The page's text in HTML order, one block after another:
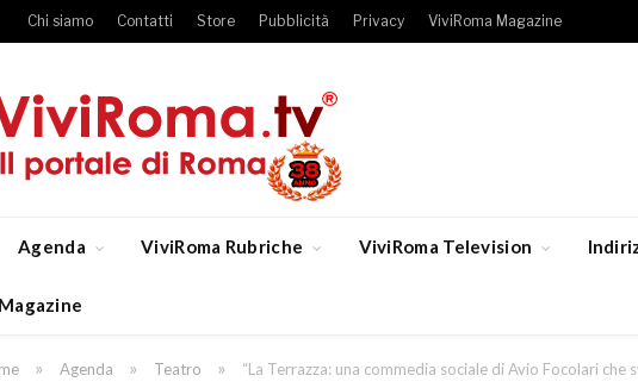
Chi siamo Contatti Store Pubblicità Privacy ViviRoma Magazine
Agenda ViviRoma Rubriche ViviRoma Television
» Agenda » Teatro » “La Terrazza: una commedia sociale di Avio Focolari che